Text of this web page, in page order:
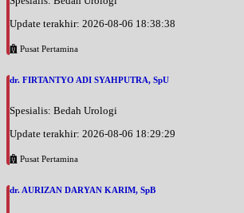
Update terakhir: 2026-08-06 18:38:38
Pusat Pertamina
dr. FIRTANTYO ADI SYAHPUTRA, SpU
Spesialis: Bedah Urologi
Update terakhir: 2026-08-06 18:29:29
Pusat Pertamina
dr. AURIZAN DARYAN KARIM, SpB